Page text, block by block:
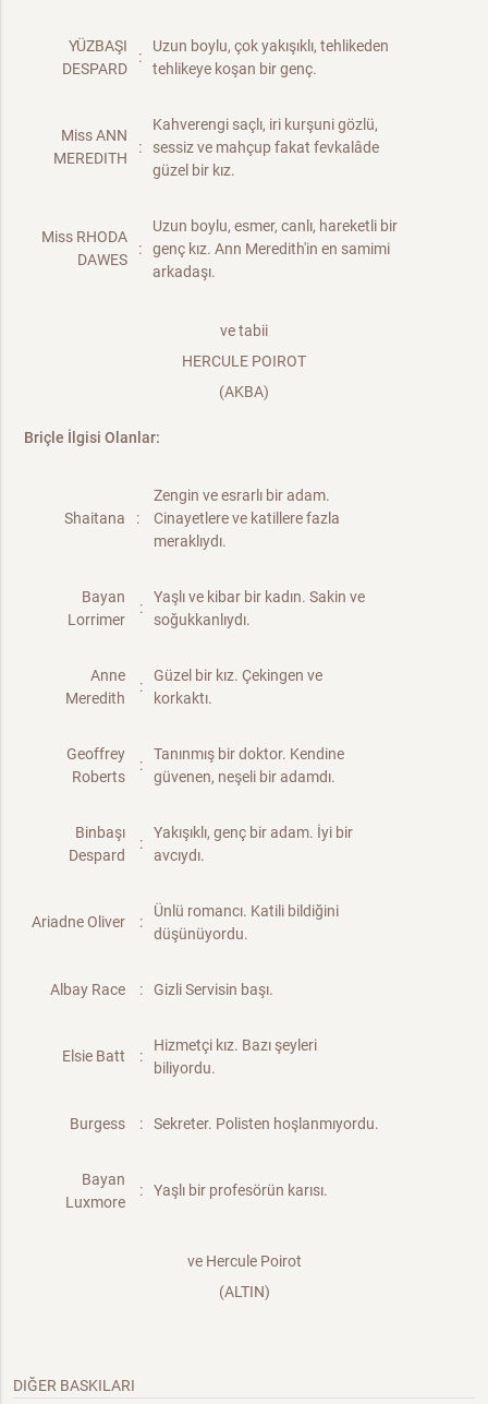
YÜZBAŞI
DESPARD
:
Uzun boylu, çok yakışıklı, tehlikeden
tehlikeye koşan bir genç.
Miss ANN
MEREDITH
:
Kahverengi saçlı, iri kurşuni gözlü,
sessiz ve mahçup fakat fevkalâde
güzel bir kız.
Miss RHODA
DAWES
:
Uzun boylu, esmer, canlı, hareketli bir
genç kız. Ann Meredith'in en samimi
arkadaşı.
ve tabii
HERCULE POIROT
(AKBA)
Briçle İlgisi Olanlar:
Shaitana :
Zengin ve esrarlı bir adam.
Cinayetlere ve katillere fazla
meraklıydı.
Bayan
Lorrimer
:
Yaşlı ve kibar bir kadın. Sakin ve
soğukkanlıydı.
Anne
Meredith
:
Güzel bir kız. Çekingen ve
korkaktı.
Geoffrey
Roberts
:
Tanınmış bir doktor. Kendine
güvenen, neşeli bir adamdı.
Binbaşı
Despard
:
Yakışıklı, genç bir adam. İyi bir
avcıydı.
Ariadne Oliver :
Ünlü romancı. Katili bildiğini
düşünüyordu.
Albay Race : Gizli Servisin başı.
Elsie Batt :
Hizmetçi kız. Bazı şeyleri
biliyordu.
Burgess : Sekreter. Polisten hoşlanmıyordu.
Bayan
Luxmore
: Yaşlı bir profesörün karısı.
ve Hercule Poirot
(ALTIN)
DIĞER BASKILARI